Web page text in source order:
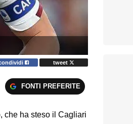
tweet
FONTI PREFERITE
che ha steso il Cagliari